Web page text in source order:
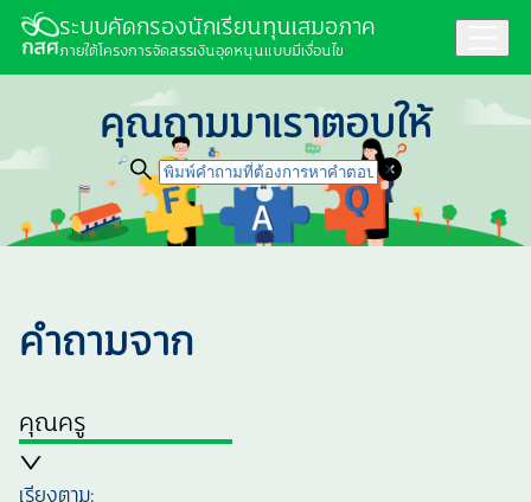
ระบบคัดกรองนักเรียนทุนเสมอภาค
ภายใต้โครงการจัดสรรเงินอุดหนุนแบบมีเงื่อนไข
คุณถามมาเราตอบให้
คำถามจาก
คุณครู
เรียงตาม: